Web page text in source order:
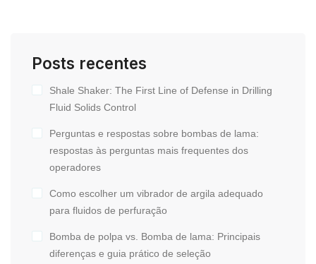
Posts recentes
Shale Shaker: The First Line of Defense in Drilling
Fluid Solids Control
Perguntas e respostas sobre bombas de lama:
respostas às perguntas mais frequentes dos
operadores
Como escolher um vibrador de argila adequado
para fluidos de perfuração
Bomba de polpa vs. Bomba de lama: Principais
diferenças e guia prático de seleção